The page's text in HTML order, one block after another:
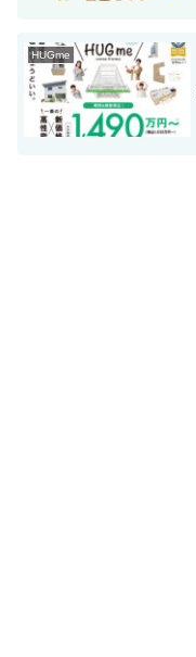
HUGme